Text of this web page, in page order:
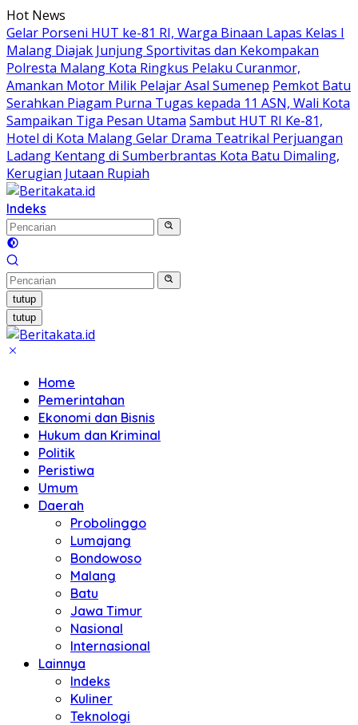
Langsung
ke
konten
Hot News
Gelar Porseni HUT ke-81 RI, Warga Binaan Lapas Kelas I
Malang Diajak Junjung Sportivitas dan Kekompakan
Polresta Malang Kota Ringkus Pelaku Curanmor,
Amankan Motor Milik Pelajar Asal Sumenep Pemkot Batu
Serahkan Piagam Purna Tugas kepada 11 ASN, Wali Kota
Sampaikan Tiga Pesan Utama Sambut HUT RI Ke-81,
Hotel di Kota Malang Gelar Drama Teatrikal Perjuangan
Ladang Kentang di Sumberbrantas Kota Batu Dimaling,
Kerugian Jutaan Rupiah
Indeks
tutup
tutup
Home
Pemerintahan
Ekonomi dan Bisnis
Hukum dan Kriminal
Politik
Peristiwa
Umum
Daerah
Probolinggo
Lumajang
Bondowoso
Malang
Batu
Jawa Timur
Nasional
Internasional
Lainnya
Indeks
Kuliner
Teknologi